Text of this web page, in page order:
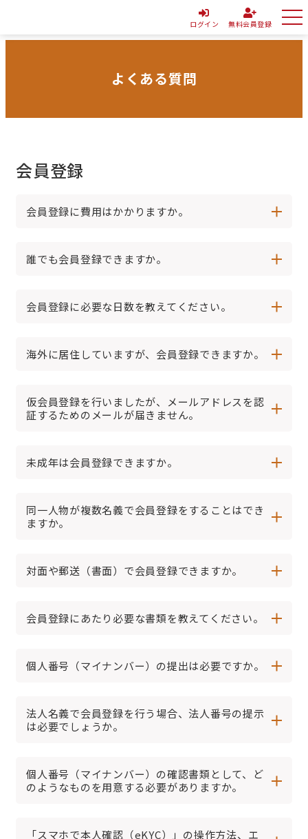
ログイン 無料会員登録
よくある質問
会員登録
会員登録に費用はかかりますか。
誰でも会員登録できますか。
会員登録に必要な日数を教えてください。
海外に居住していますが、会員登録できますか。
仮会員登録を行いましたが、メールアドレスを認
証するためのメールが届きません。
未成年は会員登録できますか。
同一人物が複数名義で会員登録をすることはでき
ますか。
対面や郵送（書面）で会員登録できますか。
会員登録にあたり必要な書類を教えてください。
個人番号（マイナンバー）の提出は必要ですか。
法人名義で会員登録を行う場合、法人番号の提示
は必要でしょうか。
個人番号（マイナンバー）の確認書類として、ど
のようなものを用意する必要がありますか。
「スマホで本人確認（eKYC）」の操作方法、エ